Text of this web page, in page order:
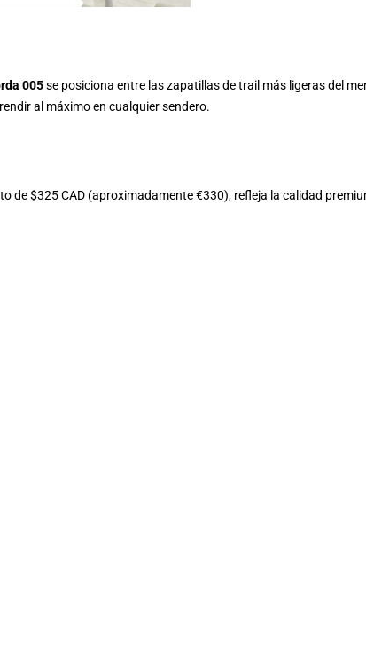
005se posiciona entre las zapatillas de trail más ligeras del
al máximo en cualquier sendero.
de $325 CAD (aproximadamente €330), refleja la calidad